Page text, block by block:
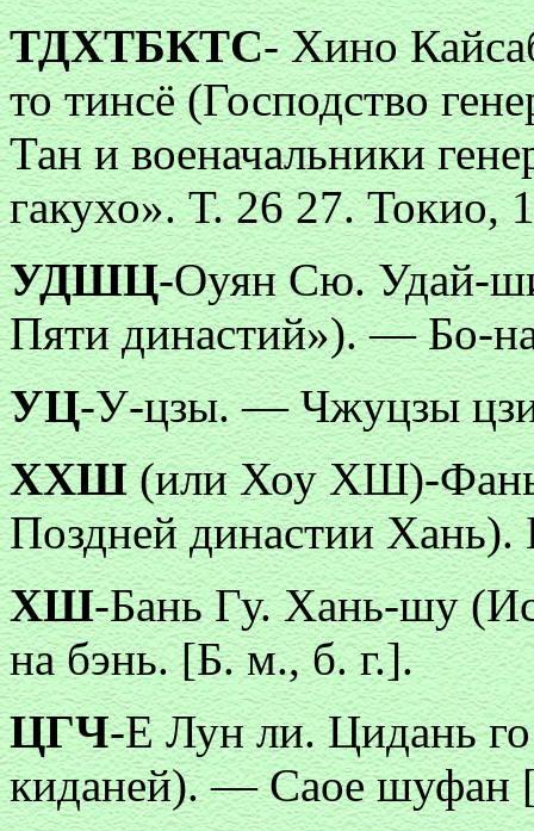
ТДХТБКТС- Хино
то тинсё (Господство
Тан и военачальники
гакухо». Т. 26 27. Токио,
УДШЦ-Оуян Сю. Удай-
Пяти династий»). — Бо-
УЦ-У-цзы. — Чжуцзы
ХХШ(или Хоу ХШ)-
Поздней династии
ХШ-Бань Гу. Хань-шу
на бэнь. [Б. м., б. г.].
ЦГЧ-Е Лун ли. Цидань го
киданей). — Саое шуфан